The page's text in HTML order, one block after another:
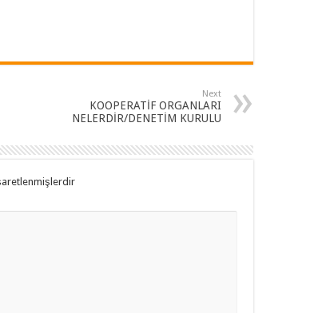
Next
KOOPERATİF ORGANLARI
NELERDİR/DENETİM KURULU